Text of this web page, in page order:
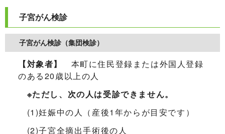
子宮がん検診
子宮がん検診（集団検診）
【対象者】
本町に住民登録または外国人登録
のある20歳以上の人
※ただし、次の人は受診できません。
(1)妊娠中の人（産後1年からが目安です）
(2)子宮全摘出手術後の人